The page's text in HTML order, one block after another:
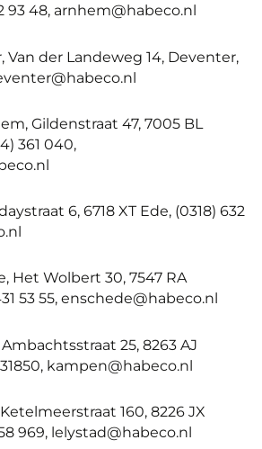
93 48, arnhem@habeco.nl
Van der Landeweg 14, Deventer,
Gildenstraat 47, 7005 BL
361 040,
6, 6718 XT Ede, (0318) 632
Het Wolbert 30, 7547 RA
53 55, enschede@habeco.nl
25, 8263 AJ
kampen@habeco.nl
160, 8226 JX
969, lelystad@habeco.nl